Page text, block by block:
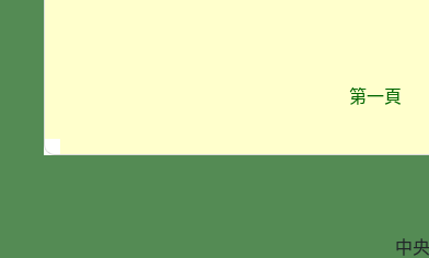
第一頁
中